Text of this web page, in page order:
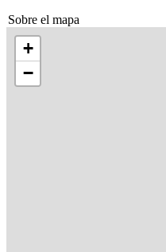
Sobre el mapa
+
−